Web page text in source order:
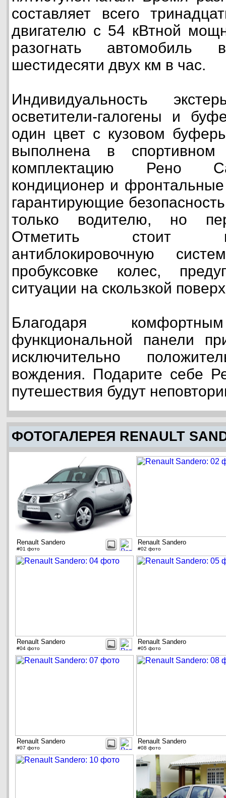
составляет всего
двигателю с 54 кВтной
разогнать
шестидесяти двух км в час.
Индивидуальность
осветители-галогены и
один цвет с кузовом
выполнена в
комплектацию Рено
кондиционер и
гарантирующие
только водителю, но
Отметить стоит
антиблокировочную
пробуксовке колес,
ситуации на скользкой
Благодаря
функциональной панели
исключительно
вождения. Подарите себе
путешествия будут
ФОТОГАЛЕРЕЯ RENAULT
Renault Sandero
#01 фото
Renault Sandero
#02 фото
Renault Sandero
#04 фото
Renault Sandero
#05 фото
Renault Sandero
#07 фото
Renault Sandero
#08 фото